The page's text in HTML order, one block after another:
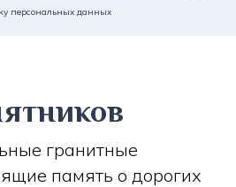
персональных данных
гранитные
память о дорогих